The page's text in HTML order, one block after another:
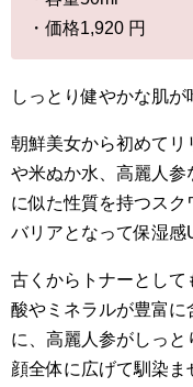
・価格1,920 円
しっとり健やかな肌が
朝鮮美女から初めて
や米ぬか水、高麗人
に似た性質を持つス
バリアとなって保湿感
古くからトナーとして
酸やミネラルが豊富に
に、高麗人参がしっ
顔全体に広げて馴染